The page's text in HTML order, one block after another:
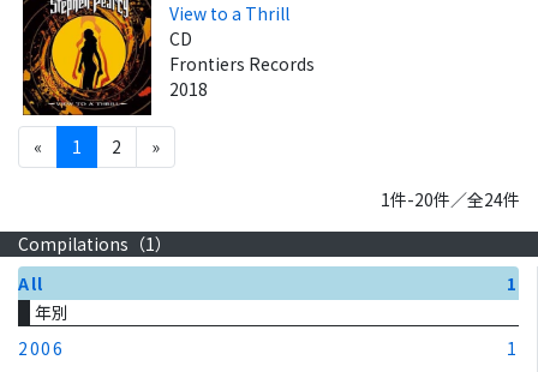
View to a Thrill
CD
Frontiers Records
2018
« 1 2 »
1件-20件／全24件
Compilations（1）
All
1
年別
2006
1